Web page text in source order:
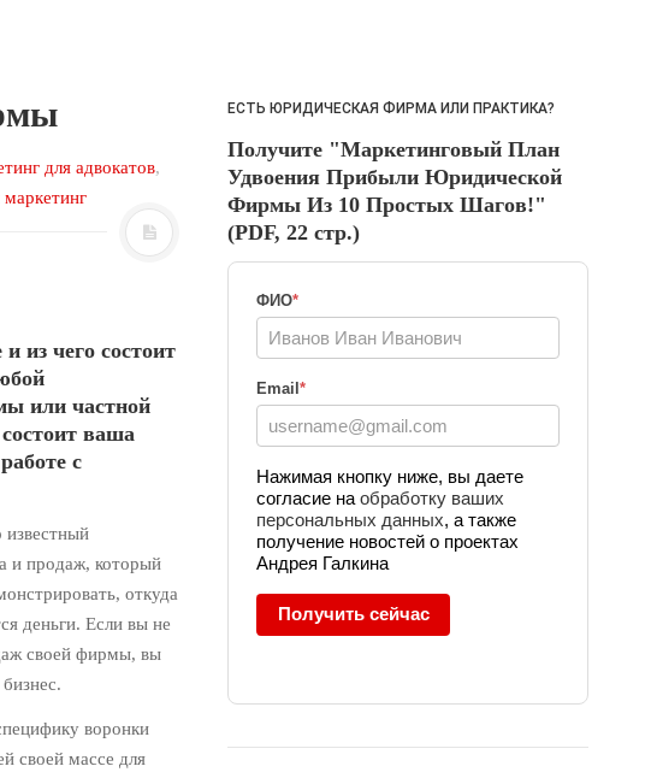
для адвокатов,
из чего состоит
или частной
ваша
с
и продаж, который
откуда
деньги. Если вы не
своей фирмы, вы
воронки
своей массе для
ЕСТЬ ЮРИДИЧЕСКАЯ ФИРМА ИЛИ ПРАКТИКА?
Получите "Маркетинговый План
Удвоения Прибыли Юридической
Фирмы Из 10 Простых Шагов!"
(PDF, 22 стр.)
ФИО*
Email *
Нажимая кнопку ниже, вы даете
согласие на обработку ваших
персональных данных, а также
получение новостей о проектах
Андрея Галкина
Получить сейчас